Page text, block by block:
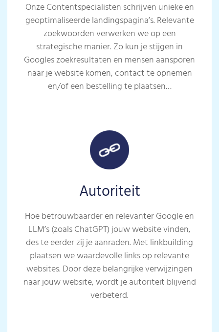
Onze Contentspecialisten schrijven unieke en
geoptimaliseerde landingspagina’s. Relevante
zoekwoorden verwerken we op een
strategische manier. Zo kun je stijgen in
Googles zoekresultaten en mensen aansporen
naar je website komen, contact te opnemen
en/of een bestelling te plaatsen…
Autoriteit
Hoe betrouwbaarder en relevanter Google en
LLM’s (zoals ChatGPT) jouw website vinden,
des te eerder zij je aanraden. Met linkbuilding
plaatsen we waardevolle links op relevante
websites. Door deze belangrijke verwijzingen
naar jouw website, wordt je autoriteit blijvend
verbeterd.